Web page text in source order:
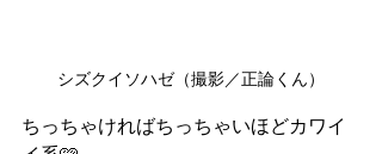
シズクイソハゼ（撮影／正論くん）
ちっちゃければちっちゃいほどカワイ